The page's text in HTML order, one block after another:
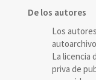
De los autores
Los
La licencia
priva de